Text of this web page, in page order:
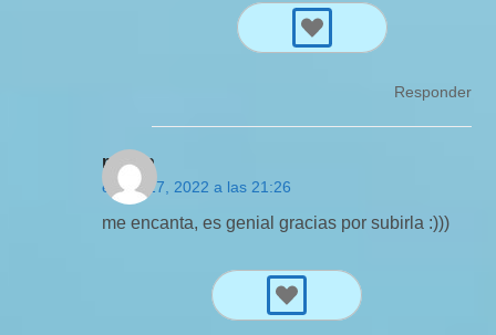
Responder
murita
enero 17, 2022 a las 21:26
me encanta, es genial gracias por subirla :)))